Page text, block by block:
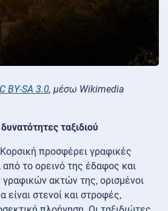
BY-SA 3.0, μέσω Wikimedia
ταξιδιού
προσφέρει γραφικές
το ορεινό της έδαφος και
ακτών της, ορισμένοι
είναι στενοί και στροφές,